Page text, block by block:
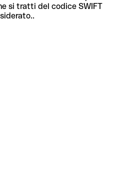
si tratti del codice SWIFT